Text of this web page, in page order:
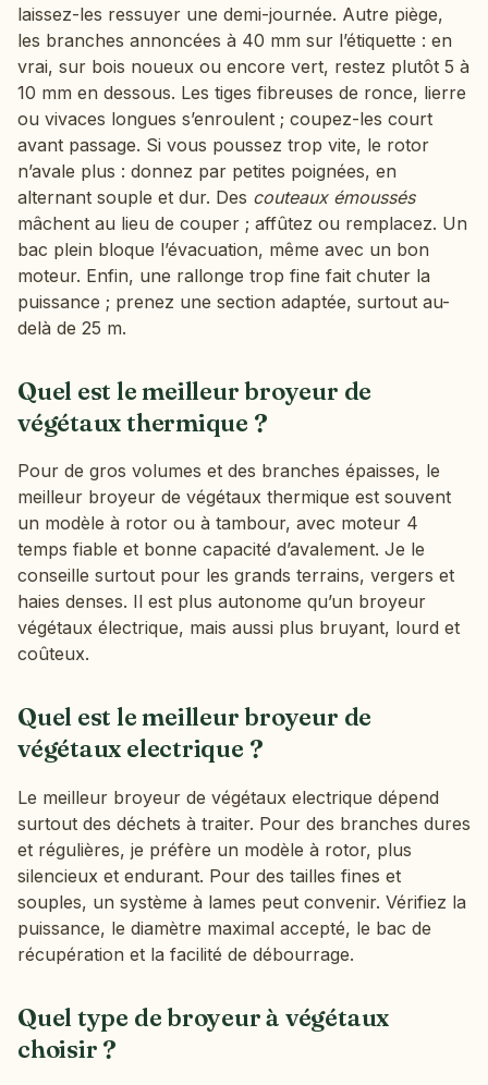
laissez-les ressuyer une demi-journée. Autre piège,
les branches annoncées à 40 mm sur l’étiquette : en
vrai, sur bois noueux ou encore vert, restez plutôt 5 à
10 mm en dessous. Les tiges fibreuses de ronce, lierre
ou vivaces longues s’enroulent ; coupez-les court
avant passage. Si vous poussez trop vite, le rotor
n’avale plus : donnez par petites poignées, en
alternant souple et dur. Des couteaux émoussés
mâchent au lieu de couper ; affûtez ou remplacez. Un
bac plein bloque l’évacuation, même avec un bon
moteur. Enfin, une rallonge trop fine fait chuter la
puissance ; prenez une section adaptée, surtout au-
delà de 25 m.
Quel est le meilleur broyeur de
végétaux thermique ?
Pour de gros volumes et des branches épaisses, le
meilleur broyeur de végétaux thermique est souvent
un modèle à rotor ou à tambour, avec moteur 4
temps fiable et bonne capacité d’avalement. Je le
conseille surtout pour les grands terrains, vergers et
haies denses. Il est plus autonome qu’un broyeur
végétaux électrique, mais aussi plus bruyant, lourd et
coûteux.
Quel est le meilleur broyeur de
végétaux electrique ?
Le meilleur broyeur de végétaux electrique dépend
surtout des déchets à traiter. Pour des branches dures
et régulières, je préfère un modèle à rotor, plus
silencieux et endurant. Pour des tailles fines et
souples, un système à lames peut convenir. Vérifiez la
puissance, le diamètre maximal accepté, le bac de
récupération et la facilité de débourrage.
Quel type de broyeur à végétaux
choisir ?